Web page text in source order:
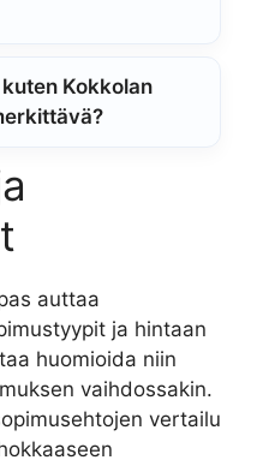
Kokkolan
auttaa
ja hintaan
huomioida niin
vaihdossakin.
vertailu